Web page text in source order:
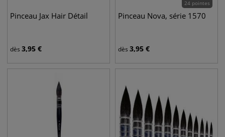
Pinceau Jax Hair Détail
dès 3,95 €
24 pointes
Pinceau Nova, série 1570
dès 3,95 €